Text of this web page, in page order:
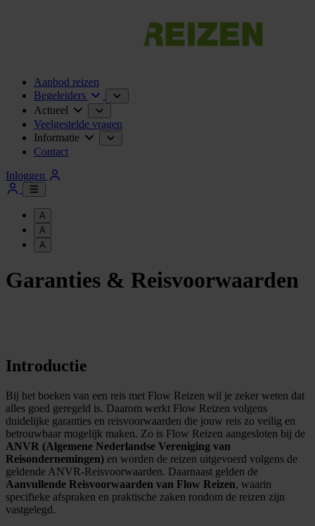
Aanbod reizen
Begeleiders
Actueel
Veelgestelde vragen
Informatie
Contact
Inloggen
A
A
A
Garanties & Reisvoorwaarden
Introductie
Bij het boeken van een reis met Flow Reizen wil je zeker weten dat
alles goed geregeld is. Daarom werkt Flow Reizen volgens
duidelijke garanties en reisvoorwaarden die jouw reis zo veilig en
betrouwbaar mogelijk maken. Zo is Flow Reizen aangesloten bij de
ANVR (Algemene Nederlandse Vereniging van
Reisondernemingen) en worden de reizen uitgevoerd volgens de
geldende ANVR-Reisvoorwaarden. Daarnaast gelden de
Aanvullende Reisvoorwaarden van Flow Reizen, waarin
specifieke afspraken en praktische zaken rondom de reizen zijn
vastgelegd.